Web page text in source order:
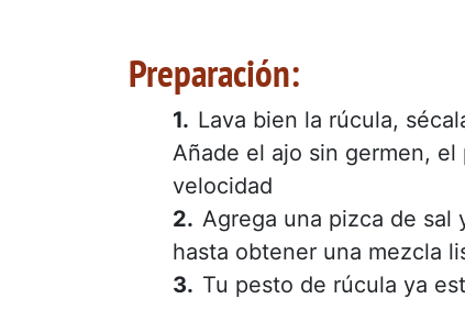
Preparación:
Lava bien la rúcula,
Añade el ajo sin germen,
velocidad
Agrega una pizca de sal
hasta obtener una mezcla
Tu pesto de rúcula ya